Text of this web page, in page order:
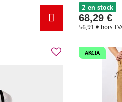
2 en stock
68,29 €
56,91 € hors
AKCIA